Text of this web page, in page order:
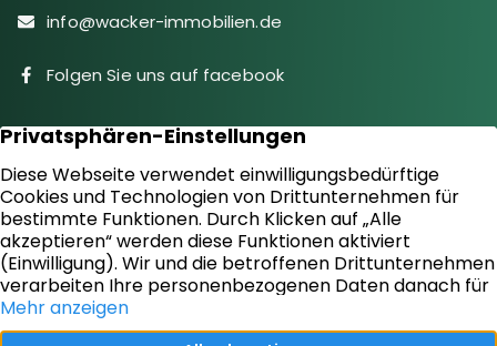
info@wacker-immobilien.de
Folgen Sie uns auf facebook
Immobilien
Downloads
Diensteistungen
Aktuelles
Sie suchen
Kontakt
Sie bieten an
Impressum
Kundenstimmen